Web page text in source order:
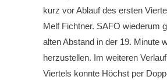
kurz vor Ablauf des ersten
Melf Fichtner. SAFO wiederum
alten Abstand in der 19. Minute
herzustellen. Im weiteren
Viertels konnte Höchst per